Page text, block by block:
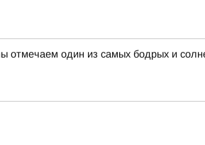
отмечаем один из самых бодрых и